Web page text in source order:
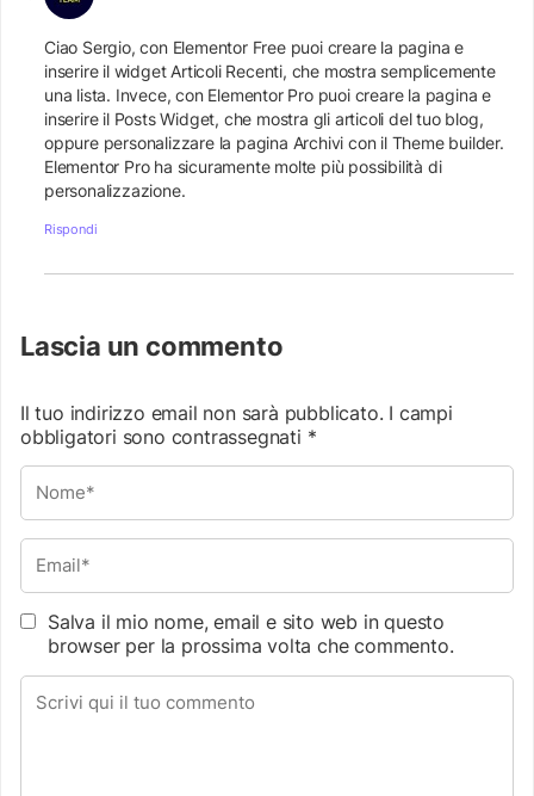
Ciao Sergio, con Elementor Free puoi creare la pagina e
inserire il widget Articoli Recenti, che mostra semplicemente
una lista. Invece, con Elementor Pro puoi creare la pagina e
inserire il Posts Widget, che mostra gli articoli del tuo blog,
oppure personalizzare la pagina Archivi con il Theme builder.
Elementor Pro ha sicuramente molte più possibilità di
personalizzazione.
Rispondi
Lascia un commento
Il tuo indirizzo email non sarà pubblicato. I campi
obbligatori sono contrassegnati *
Salva il mio nome, email e sito web in questo
browser per la prossima volta che commento.